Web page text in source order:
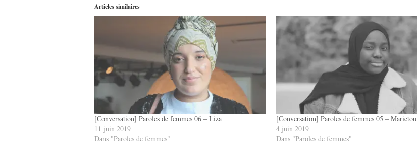
Articles similaires
[Conversation] Paroles de femmes 06 – Liza
11 juin 2019
Dans "Paroles de femmes"
[Conversation] Paroles de femmes 05 – Marietou
4 juin 2019
Dans "Paroles de femmes"